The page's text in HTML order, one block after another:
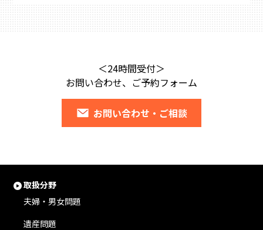
＜24時間受付＞
お問い合わせ、ご予約フォーム
お問い合わせ・ご相談
取扱分野
夫婦・男女問題
遺産問題